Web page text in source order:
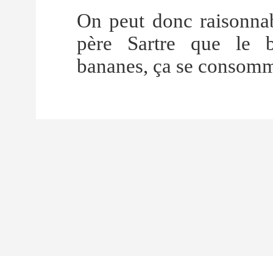
On peut donc
père Sartre que le
bananes, ça se